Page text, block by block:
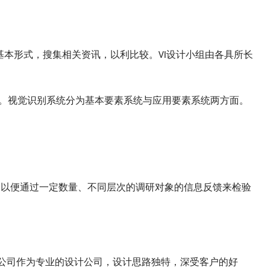
形式，搜集相关资讯，以利比较。VI设计小组由各具所长
觉识别系统分为基本要素系统与应用要素系统两方面。
通过一定数量、不同层次的调研对象的信息反馈来检验
作为专业的设计公司，设计思路独特，深受客户的好